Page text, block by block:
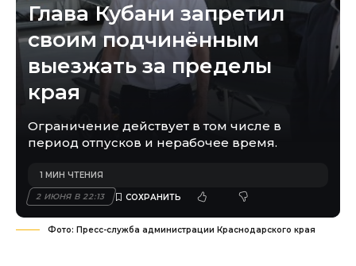
Глава Кубани запретил
своим подчинённым
выезжать за пределы
края
Ограничение действует в том числе в
период отпусков и нерабочее время.
2 ИЮНЯ В 22:13
1 МИН ЧТЕНИЯ
Фото: Пресс-служба администрации Краснодарского края